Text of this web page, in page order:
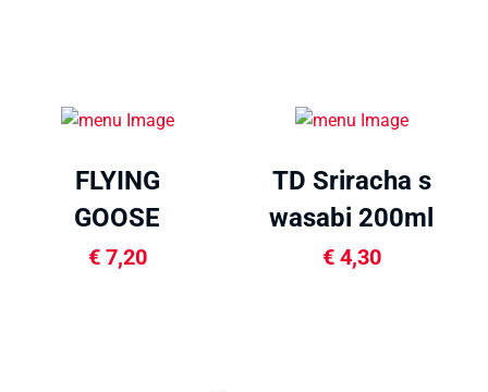
FLYING
GOOSE
Sriracha s
€7,20
TD Sriracha s
wasabi 200ml
€4,30